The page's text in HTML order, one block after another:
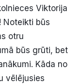
Viktorija
Noteikti būs
otru
būs grūti, bet
Kāda no
vēlējusies